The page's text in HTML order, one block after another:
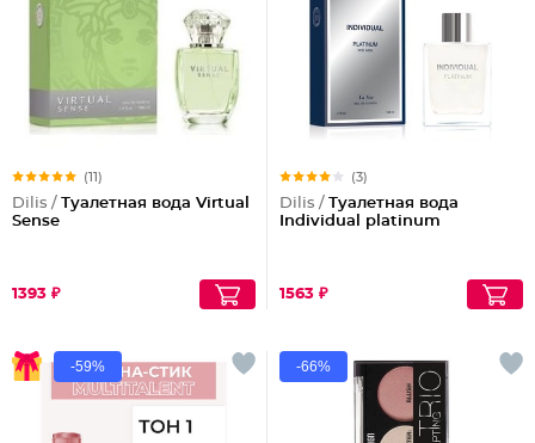
(11)
Dilis / Туалетная вода Virtual
Sense
1393 ₽
(3)
Dilis / Туалетная вода
Individual platinum
1563 ₽
-59% -66%